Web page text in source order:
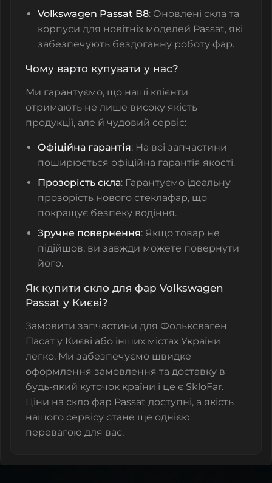
Volkswagen Passat B8: Оновлені скла та
корпуси для новітніх моделей Passat, які
забезпечують бездоганну роботу фар.
Чому варто купувати у нас?
Ми гарантуємо, що наші клієнти
отримають не лише високу якість
продукції, але й чудовий сервіс:
Офіційна гарантія: На всі запчастини
поширюється офіційна гарантія якості.
Прозорість скла: Гарантуємо ідеальну
прозорість нового стеклафар, що
покращує безпеку водіння.
Зручне повернення: Якщо товар не
підійшов, ви завжди можете повернути
його.
Як купити скло для фар Volkswagen
Passat у Києві?
Замовити запчастини для Фольксваген
Пасат у Києві або інших містах України
легко. Ми забезпечуємо швидке
оформлення замовлення та доставку в
будь-який куточок країни і це є SkloFar.
Ціни на скло фар Passat доступні, а якість
нашого сервісу стане ще однією
перевагою для вас.